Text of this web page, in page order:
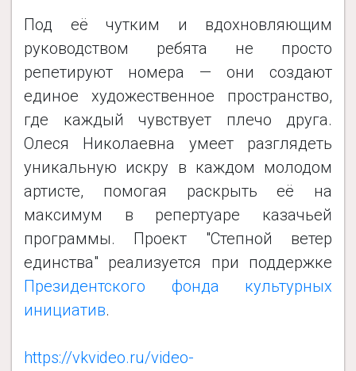
Под её чутким и вдохновляющим
руководством ребята не просто
репетируют номера — они создают
единое художественное пространство,
где каждый чувствует плечо друга.
Олеся Николаевна умеет разглядеть
уникальную искру в каждом молодом
артисте, помогая раскрыть её на
максимум в репертуаре казачьей
программы. Проект "Степной ветер
единства" реализуется при поддержке
Президентского фонда культурных
инициатив.
https://vkvideo.ru/video-